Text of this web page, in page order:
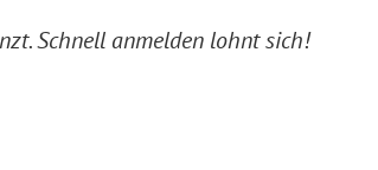
Schnell anmelden lohnt sich!